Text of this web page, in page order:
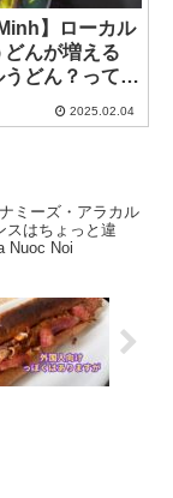
】ローカル
んが増える
どん？っての
2025.02.04
ミーズ・アラカル
スはちょっと違
Nuoc Noi